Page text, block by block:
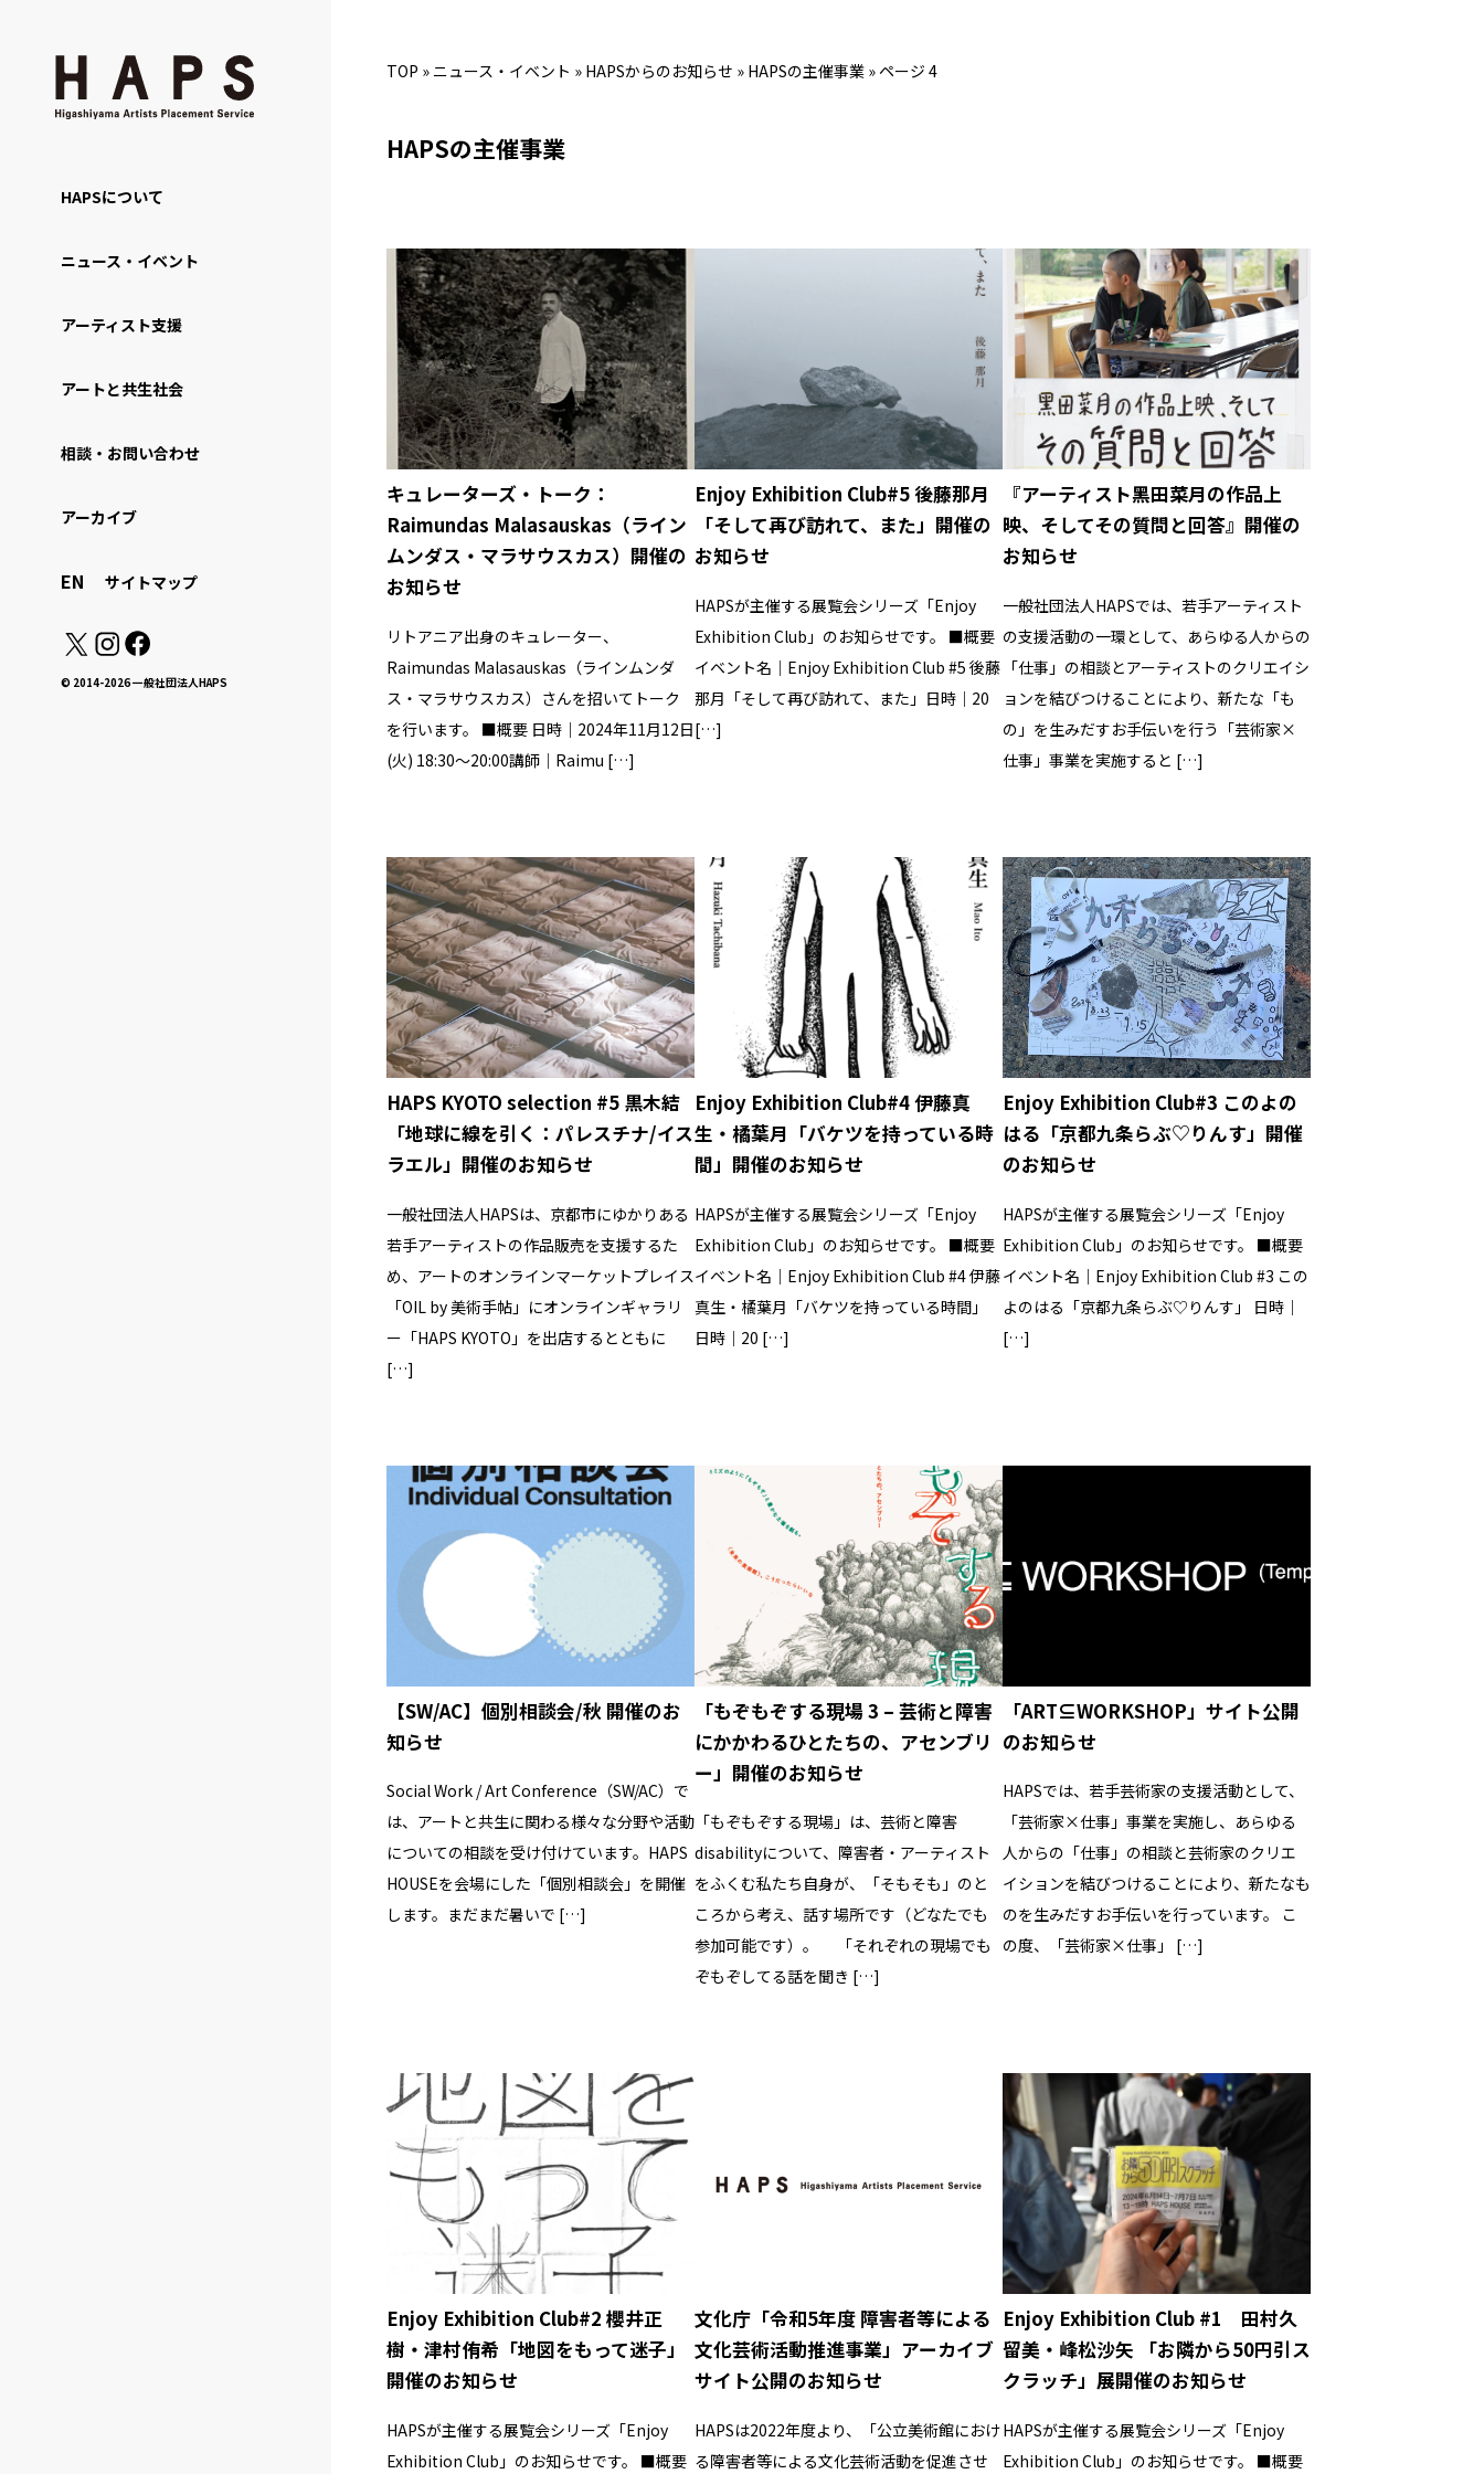
HAPSについて
ニュース・イベント
アーティスト支援
アートと共生社会
相談・お問い合わせ
アーカイブ
EN サイトマップ
© 2014-2026 一般社団法人HAPS
TOP » ニュース・イベント » HAPSからのお知らせ » HAPSの主催事業 » ページ 4
HAPSの主催事業
キュレーターズ・トーク：
Raimundas Malasauskas（ライン
ムンダス・マラサウスカス）開催の
お知らせ
リトアニア出身のキュレーター、
Raimundas Malasauskas（ラインムンダ
ス・マラサウスカス）さんを招いてトーク
を行います。 ■概要 日時｜2024年11月12日
(火) 18:30〜20:00講師｜Raimu […]
Enjoy Exhibition Club#5 後藤那月
「そして再び訪れて、また」開催の
お知らせ
HAPSが主催する展覧会シリーズ「Enjoy
Exhibition Club」のお知らせです。 ■概要
イベント名｜Enjoy Exhibition Club #5 後藤
那月「そして再び訪れて、また」日時｜20
[…]
『アーティスト黑田菜月の作品上
映、そしてその質問と回答』開催の
お知らせ
一般社団法人HAPSでは、若手アーティスト
の支援活動の一環として、あらゆる人からの
「仕事」の相談とアーティストのクリエイシ
ョンを結びつけることにより、新たな「も
の」を生みだすお手伝いを行う「芸術家×
仕事」事業を実施すると […]
HAPS KYOTO selection #5 黒木結
「地球に線を引く：パレスチナ/イス
ラエル」開催のお知らせ
一般社団法人HAPSは、京都市にゆかりある
若手アーティストの作品販売を支援するた
め、アートのオンラインマーケットプレイス
「OIL by 美術手帖」にオンラインギャラリ
ー「HAPS KYOTO」を出店するとともに
[…]
Enjoy Exhibition Club#4 伊藤真
生・橘葉月「バケツを持っている時
間」開催のお知らせ
HAPSが主催する展覧会シリーズ「Enjoy
Exhibition Club」のお知らせです。 ■概要
イベント名｜Enjoy Exhibition Club #4 伊藤
真生・橘葉月「バケツを持っている時間」
日時｜20 […]
Enjoy Exhibition Club#3 このよの
はる「京都九条らぶ♡りんす」開催
のお知らせ
HAPSが主催する展覧会シリーズ「Enjoy
Exhibition Club」のお知らせです。 ■概要
イベント名｜Enjoy Exhibition Club #3 この
よのはる「京都九条らぶ♡りんす」 日時｜
[…]
【SW/AC】個別相談会/秋 開催のお
知らせ
Social Work / Art Conference（SW/AC）で
は、アートと共生に関わる様々な分野や活動
についての相談を受け付けています。HAPS
HOUSEを会場にした「個別相談会」を開催
します。まだまだ暑いで […]
「もぞもぞする現場 3 – 芸術と障害
にかかわるひとたちの、アセンブリ
ー」開催のお知らせ
「もぞもぞする現場」は、芸術と障害
disabilityについて、障害者・アーティスト
をふくむ私たち自身が、「そもそも」のと
ころから考え、話す場所です（どなたでも
参加可能です）。 「それぞれの現場でも
ぞもぞしてる話を聞き […]
「ART⊆WORKSHOP」サイト公開
のお知らせ
HAPSでは、若手芸術家の支援活動として、
「芸術家×仕事」事業を実施し、あらゆる
人からの「仕事」の相談と芸術家のクリエ
イションを結びつけることにより、新たなも
のを生みだすお手伝いを行っています。 こ
の度、「芸術家×仕事」 […]
Enjoy Exhibition Club#2 櫻井正
樹・津村侑希「地図をもって迷子」
開催のお知らせ
HAPSが主催する展覧会シリーズ「Enjoy
Exhibition Club」のお知らせです。 ■概要
文化庁「令和5年度 障害者等による
文化芸術活動推進事業」アーカイブ
サイト公開のお知らせ
HAPSは2022年度より、「公立美術館におけ
る障害者等による文化芸術活動を促進させ
Enjoy Exhibition Club #1 田村久
留美・峰松沙矢 「お隣から50円引ス
クラッチ」展開催のお知らせ
HAPSが主催する展覧会シリーズ「Enjoy
Exhibition Club」のお知らせです。 ■概要